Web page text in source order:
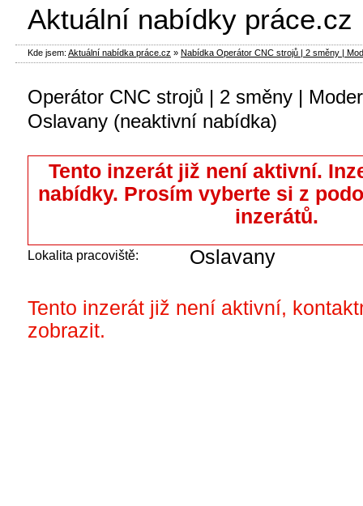
Operátor CNC strojů | 2 směny |
Oslavany (neaktivní nabídka)
Tento inzerát již není aktivní.
nabídky. Prosím vyberte si z
inzerátů.
Lokalita pracoviště: Oslavany
Tento inzerát již není aktivní,
zobrazit.
Aktuální nabídky práce.cz
Kde jsem: Aktuální nabídka práce.cz » Nabídka Operátor CNC strojů | 2 směny |